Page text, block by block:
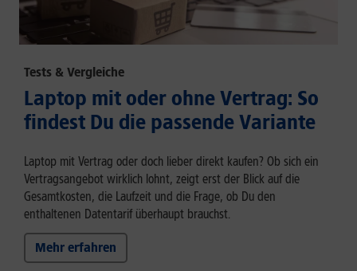
Tests & Vergleiche
Laptop mit oder ohne Vertrag: So
findest Du die passende Variante
Laptop mit Vertrag oder doch lieber direkt kaufen? Ob sich ein
Vertragsangebot wirklich lohnt, zeigt erst der Blick auf die
Gesamtkosten, die Laufzeit und die Frage, ob Du den
enthaltenen Datentarif überhaupt brauchst.
Mehr erfahren